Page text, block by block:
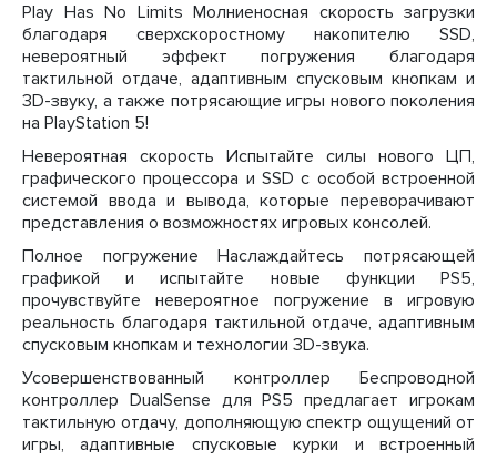
Play Has No Limits Молниеносная скорость загрузки
благодаря сверхскоростному накопителю SSD,
невероятный эффект погружения благодаря
тактильной отдаче, адаптивным спусковым кнопкам и
3D-звуку, а также потрясающие игры нового поколения
на PlayStation 5!
Невероятная скорость Испытайте силы нового ЦП,
графического процессора и SSD с особой встроенной
системой ввода и вывода, которые переворачивают
представления о возможностях игровых консолей.
Полное погружение Наслаждайтесь потрясающей
графикой и испытайте новые функции PS5,
прочувствуйте невероятное погружение в игровую
реальность благодаря тактильной отдаче, адаптивным
спусковым кнопкам и технологии 3D-звука.
Усовершенствованный контроллер Беспроводной
контроллер DualSense для PS5 предлагает игрокам
тактильную отдачу, дополняющую спектр ощущений от
игры, адаптивные спусковые курки и встроенный